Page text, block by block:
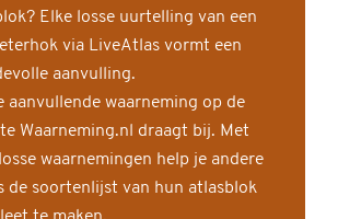
Elke losse uurtelling van een
via LiveAtlas vormt een
aanvulling.
aanvullende waarneming op de
Waarneming.nl draagt bij. Met
waarnemingen help je andere
de soortenlijst van hun atlasblok